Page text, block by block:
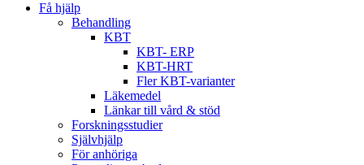
Få hjälp
Behandling
KBT
KBT- ERP
KBT-HRT
Fler KBT-varianter
Läkemedel
Länkar till vård & stöd
Forskningsstudier
Självhjälp
För anhöriga